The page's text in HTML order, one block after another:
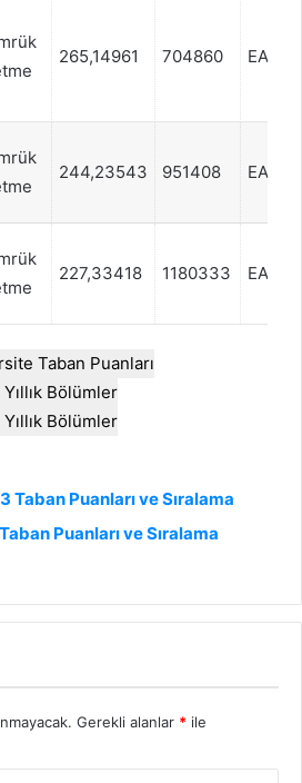
265,14961 704860 EA
244,23543 951408 EA
227,33418 1180333 EA
Taban Puanları
Bölümler
Yıllık Bölümler
Taban Puanları ve Sıralama
Puanları ve Sıralama
Gerekli alanlar * ile